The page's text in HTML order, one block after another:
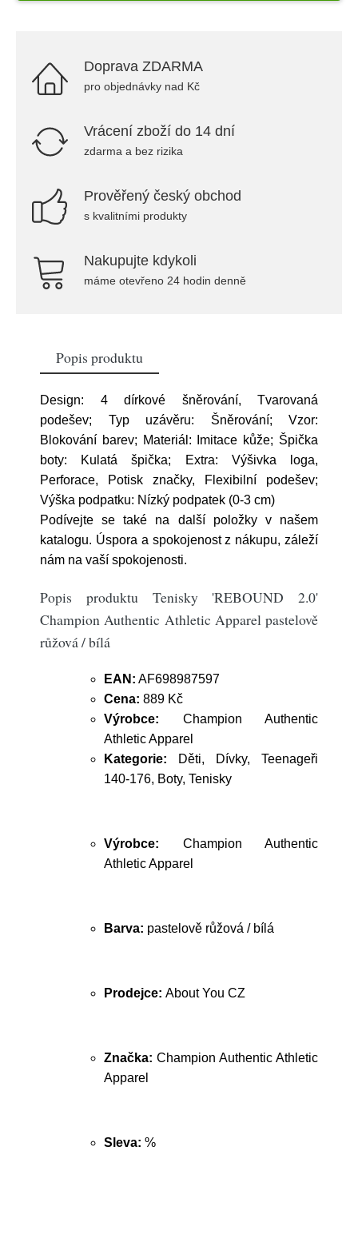
Doprava ZDARMA
pro objednávky nad Kč
Vrácení zboží do 14 dní
zdarma a bez rizika
Prověřený český obchod
s kvalitními produkty
Nakupujte kdykoli
máme otevřeno 24 hodin denně
Popis produktu
Design: 4 dírkové šněrování, Tvarovaná
podešev; Typ uzávěru: Šněrování; Vzor:
Blokování barev; Materiál: Imitace kůže; Špička
boty: Kulatá špička; Extra: Výšivka loga,
Perforace, Potisk značky, Flexibilní podešev;
Výška podpatku: Nízký podpatek (0-3 cm)
Podívejte se také na další položky v našem
katalogu. Úspora a spokojenost z nákupu, záleží
nám na vaší spokojenosti.
Popis produktu Tenisky 'REBOUND 2.0'
Champion Authentic Athletic Apparel pastelově
růžová / bílá
EAN: AF698987597
Cena: 889 Kč
Výrobce: Champion Authentic
Athletic Apparel
Kategorie: Děti, Dívky, Teenageři
140-176, Boty, Tenisky
Výrobce: Champion Authentic
Athletic Apparel
Barva: pastelově růžová / bílá
Prodejce: About You CZ
Značka: Champion Authentic Athletic
Apparel
Sleva: %